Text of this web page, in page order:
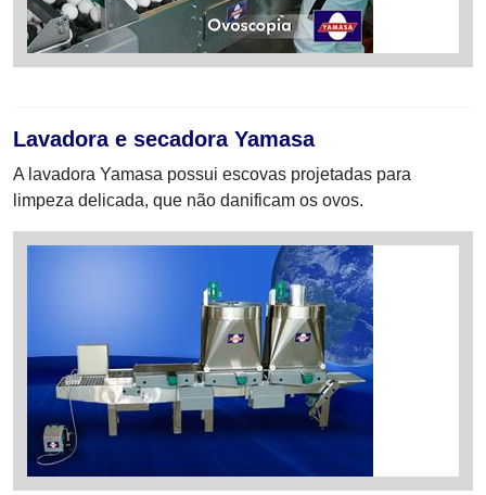
Lavadora e secadora Yamasa
A lavadora Yamasa possui escovas projetadas para
limpeza delicada, que não danificam os ovos.